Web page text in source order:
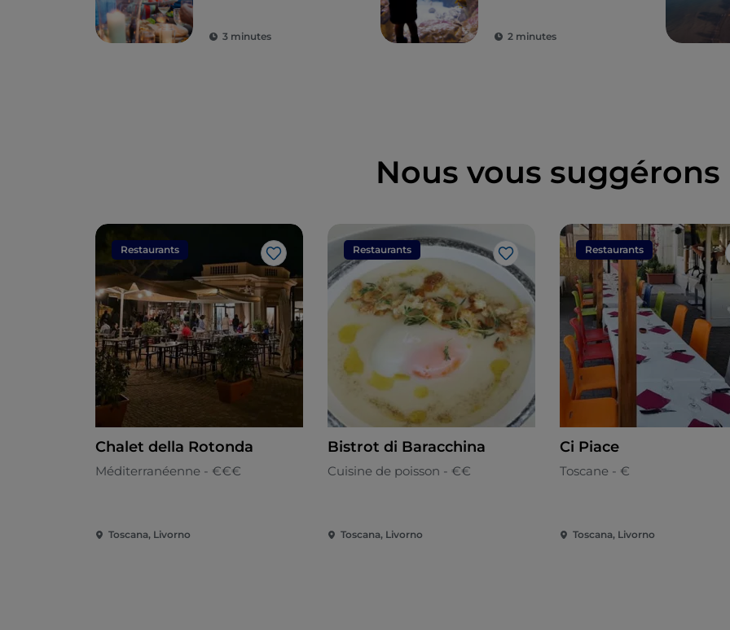
3 minutes
mer et écologie
2 minutes
Nous vous suggérons
Restaurants
J’aime
Chalet della Rotonda
Méditerranéenne - €€€
Toscana, Livorno
Restaurants
J’aime
Bistrot di Baracchina
Cuisine de poisson - €€
Toscana, Livorno
Restaurants
Ci Piace
Toscane - €
Toscana, Livorno